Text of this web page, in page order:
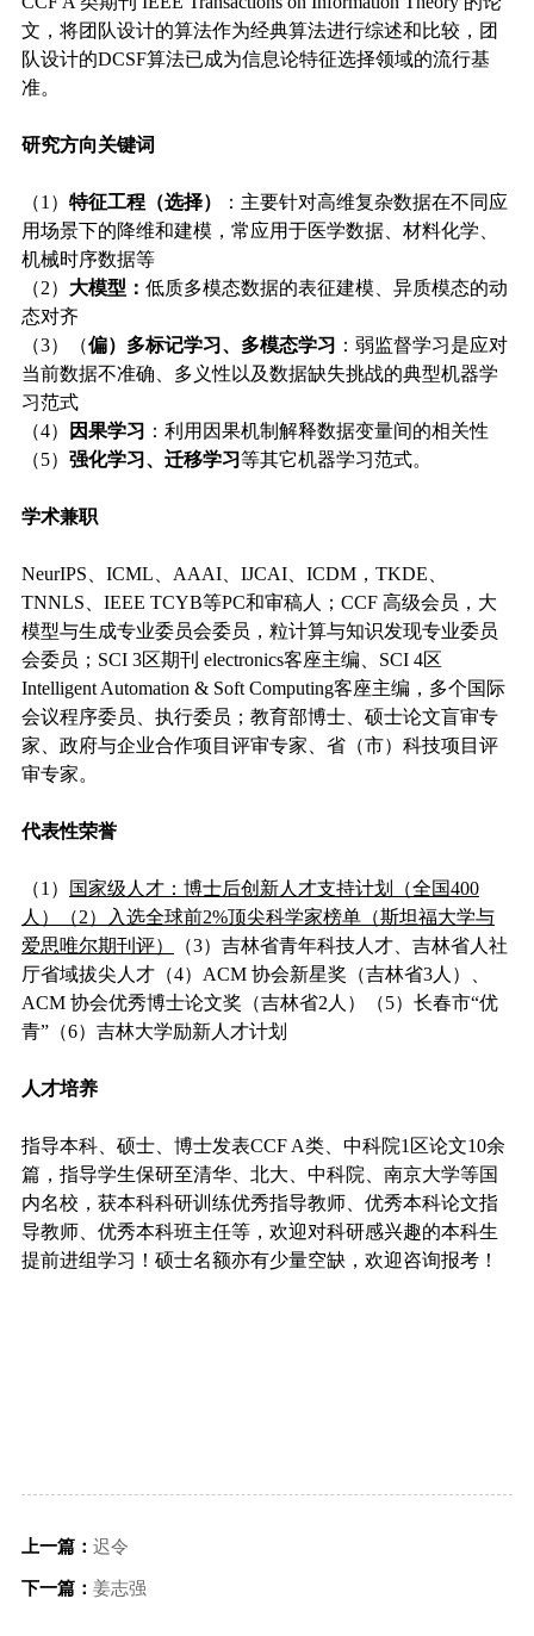
文，将团队设计的算法作为经典算法进行综述和比较，团
队设计的DCSF算法已成为信息论特征选择领域的流行基
准。
研究方向关键词
（1） 特征工程（选择）
：主要针对高维复杂数据在不同应
用场景下的降维和建模，常应用于医学数据、材料化学、
机械时序数据等
（2） 大模型： 低质多模态数据的表征建模、 异质模态的动
态对齐
（3）（偏）多标记学习、多模态学习 ：弱监督学习是应对
当前数据不准确、多义性以及数据缺失挑战的典型机器学
习范式
（4）
因果学习 ：利用因果机制解释数据变量间的相关性
（5） 强化学习、迁移学习等其它机器学习范式。
学术兼职
NeurIPS 、ICML、AAAI、IJCAI、ICDM，TKDE、
TNNLS、IEEE TCYB等PC和审稿人；CCF 高级会员，大
模型与生成专业委员会委员，粒计算与知识发现专业委员
会委员；SCI 3区期刊 electronics客座主编、SCI 4区
Intelligent Automation & Soft Computing客座主编，多个国际
会议程序委员、执行委员； 教育部博士、硕士论文盲审专
家、政府与企业合作项目评审专家、省（市）科技项目评
审专家。
代表性荣誉
（1）
国家级人才：博士后创新人才支持计划（全国400
人）（2）入选全球前2%顶尖科学家榜单（斯坦福大学与
爱思唯尔期刊评）
（3）吉林省青年科技人才、吉林省人社
厅省域拔尖人才（4）ACM 协会新星奖（吉林省3人）、
ACM 协会优秀博士论文奖（吉林省2人）（5）长春市“优
青”（6）吉林大学励新人才计划
人才培养
指导本科、硕士、博士发表CCF A类、中科院1区论文10余
篇，指导学生保研至清华、北大、中科院、南京大学等国
内名校，获本科科研训练优秀指导教师、优秀本科论文指
导教师、优秀本科班主任等，欢迎对科研感兴趣的本科生
提前进组学习！硕士名额亦有少量空缺，欢迎咨询报考！
上一篇： 迟令
下一篇： 姜志强